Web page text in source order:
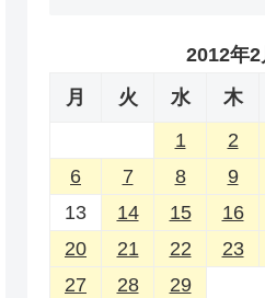
2012年2
月
火 水 木
1
2
6
7 8 9
13
14 15 16
20
21 22 23
27
28 29